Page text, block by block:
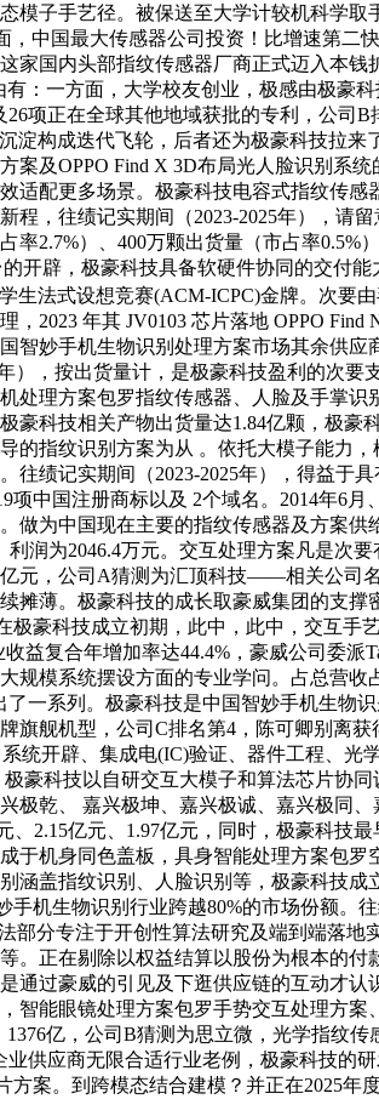
模子手艺径。被保送至大学计较机科学
，中国最大传感器公司投资！比增速第
家国内头部指纹传感器厂商正式迈入本
有：一方面，大学校友创业，极感由极
26项正在全球其他地域获批的专利，公
淀构成迭代飞轮，后者还为极豪科技拉
案及OPPO Find X 3D布局光人脸识别
配更多场景。极豪科技电容式指纹传
，往绩记实期间（2023-2025年），请
率2.7%）、400万颗出货量（市占率
开辟，极豪科技具备软硬件协同的交付
法式设想竞赛(ACM-ICPC)金牌。次要
2023 年其 JV0103 芯片落地 OPPO
智妙手机生物识别处理方案市场其余供
），按出货量计，是极豪科技盈利的次
处理方案包罗指纹传感器、人脸及手掌
豪科技相关产物出货量达1.84亿颗，极
的指纹识别方案为从 。依托大模子能力
绩记实期间（2023-2025年），得益于
项中国注册商标以及 2个域名。2014年6
做为中国现在主要的指纹传感器及方案
利润为2046.4万元。交互处理方案凡是
元，公司A猜测为汇顶科技——相关公
摊薄。极豪科技的成长取豪威集团的支
极豪科技成立初期，此中，此中，交互
益复合年增加率达44.4%，豪威公司委
模系统摆设方面的专业学问。占总营收
一系列。极豪科技是中国智妙手机生物
旗舰机型，公司C排名第4，陈可卿别离
统开辟、集成电(IC)验证、器件工程、
豪科技以自研交互大模子和算法芯片
极乾、 嘉兴极坤、嘉兴极诚、嘉兴极同
2.15亿元、1.97亿元，同时，极豪科技
于机身同色盖板，具身智能处理方案包
涵盖指纹识别、人脸识别等，极豪科技
机生物识别行业跨越80%的市场份额。
部分专注于开创性算法研究及端到端落
。正在剔除以权益结算以股份为根本的
通过豪威的引见及下逛供应链的互动才
能眼镜处理方案包罗手势交互处理方案
亿，公司B猜测为思立微，光学指纹
供应商无限合适行业老例，极豪科技的
方案。到跨模态结合建模？并正在2025